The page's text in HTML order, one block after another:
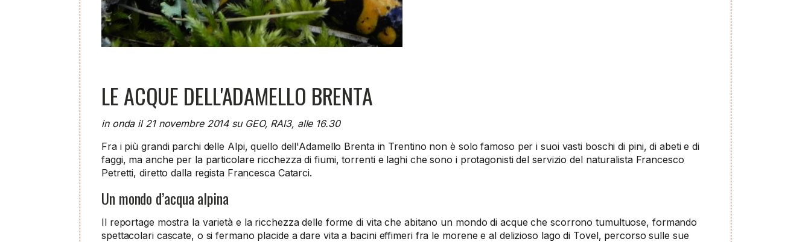
LE ACQUE DELL'ADAMELLO BRENTA
in onda il 21 novembre 2014 su GEO, RAI3, alle 16.30
Fra i più grandi parchi delle Alpi, quello dell'Adamello Brenta in Trentino non è solo famoso per i suoi vasti boschi di pini, di abeti e di
faggi, ma anche per la particolare ricchezza di fiumi, torrenti e laghi che sono i protagonisti del servizio del naturalista Francesco
Petretti, diretto dalla regista Francesca Catarci.
Un mondo d’acqua alpina
Il reportage mostra la varietà e la ricchezza delle forme di vita che abitano un mondo di acque che scorrono tumultuose, formando
spettacolari cascate, o si fermano placide a dare vita a bacini effimeri fra le morene e al delizioso lago di Tovel, percorso sulle sue